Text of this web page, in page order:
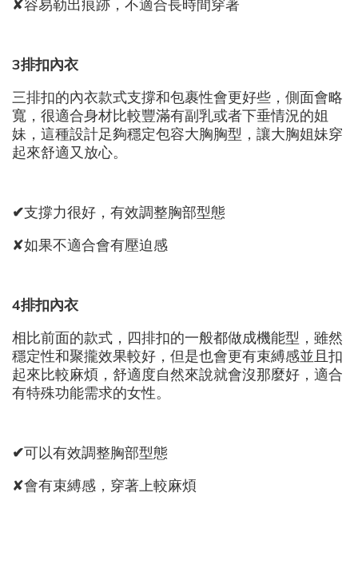
✘容易勒出痕跡，不適合長時間穿著
3排扣內衣
三排扣的內衣款式支撐和包裹性會更好些，側面會略
寬，很適合身材比較豐滿有副乳或者下垂情況的姐
妹，這種設計足夠穩定包容大胸胸型，讓大胸姐妹穿
起來舒適又放心。
✔支撐力很好，有效調整胸部型態
✘如果不適合會有壓迫感
4排扣內衣
相比前面的款式，四排扣的一般都做成機能型，雖然
穩定性和聚攏效果較好，但是也會更有束縛感並且扣
起來比較麻煩，舒適度自然來說就會沒那麼好，適合
有特殊功能需求的女性。
✔可以有效調整胸部型態
✘會有束縛感，穿著上較麻煩